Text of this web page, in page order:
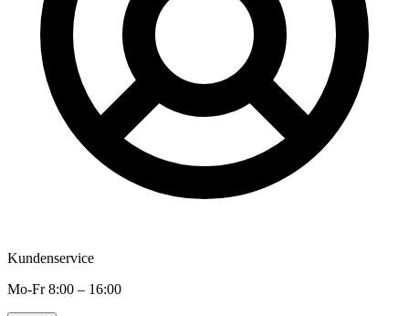
Kundenservice
Mo-Fr 8:00 – 16:00